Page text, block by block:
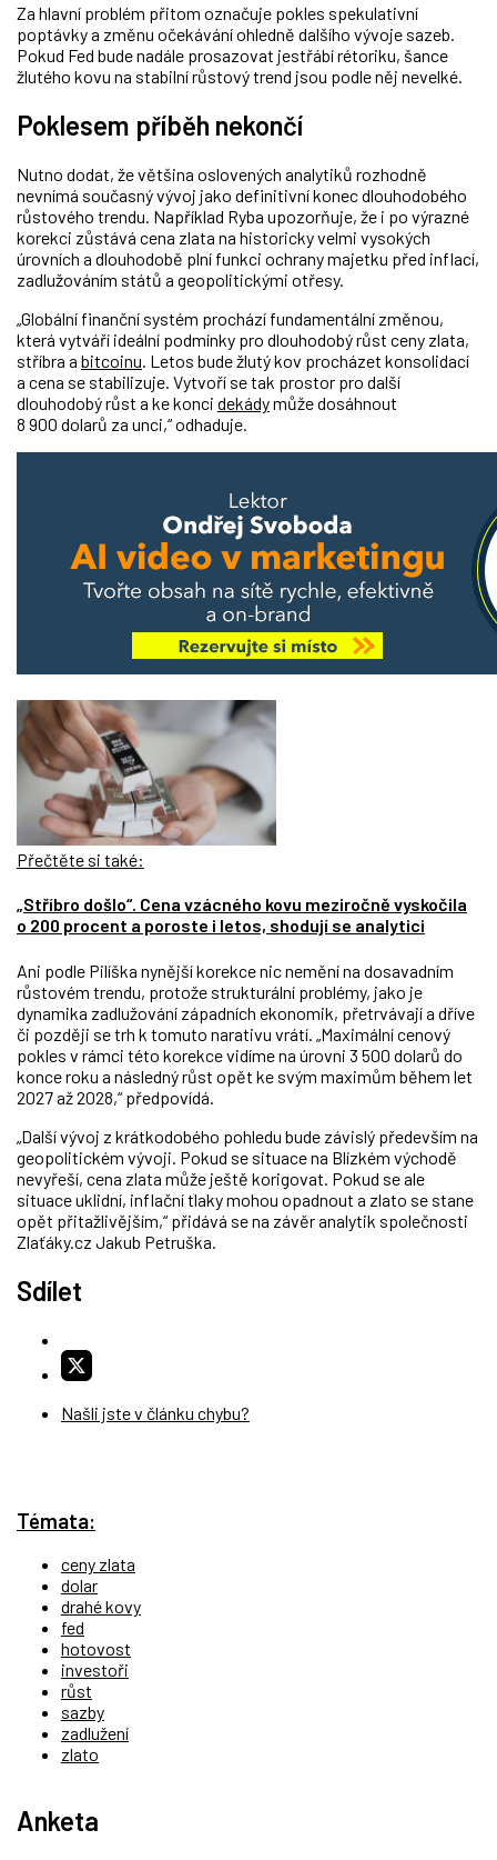
Za hlavní problém přitom označuje pokles spekulativní
poptávky a změnu očekávání ohledně dalšího vývoje sazeb.
Pokud Fed bude nadále prosazovat jestřábí rétoriku, šance
žlutého kovu na stabilní růstový trend jsou podle něj nevelké.
Poklesem příběh nekončí
Nutno dodat, že většina oslovených analytiků rozhodně
nevnímá současný vývoj jako definitivní konec dlouhodobého
růstového trendu. Například Ryba upozorňuje, že i po výrazné
korekci zůstává cena zlata na historicky velmi vysokých
úrovních a dlouhodobě plní funkci ochrany majetku před inflací,
zadlužováním států a geopolitickými otřesy.
„Globální finanční systém prochází fundamentální změnou,
která vytváří ideální podmínky pro dlouhodobý růst ceny zlata,
stříbra a bitcoinu . Letos bude žlutý kov procházet konsolidací
a cena se stabilizuje. Vytvoří se tak prostor pro další
dlouhodobý růst a ke konci dekádymůže dosáhnout
8 900 dolarů za unci,“ odhaduje.
Přečtěte si také:
„Stříbro došlo“. Cena vzácného kovu meziročně vyskočila
o 200 procent a poroste i letos, shodují se analytici
Ani podle Pilíška nynější korekce nic nemění na dosavadním
růstovém trendu, protože strukturální problémy, jako je
dynamika zadlužování západních ekonomik, přetrvávají a dříve
či později se trh k tomuto narativu vrátí. „Maximální cenový
pokles v rámci této korekce vidíme na úrovni 3 500 dolarů do
konce roku a následný růst opět ke svým maximům během let
2027 až 2028,“ předpovídá.
„Další vývoj z krátkodobého pohledu bude závislý především na
geopolitickém vývoji. Pokud se situace na Blízkém východě
nevyřeší, cena zlata může ještě korigovat. Pokud se ale
situace uklidní, inflační tlaky mohou opadnout a zlato se stane
opět přitažlivějším,“ přidává se na závěr analytik společnosti
Zlaťáky.cz Jakub Petruška.
Sdílet
Našli jste v článku chybu?
Témata:
ceny zlata
dolar
drahé kovy
fed
hotovost
investoři
růst
sazby
zadlužení
zlato
Anketa